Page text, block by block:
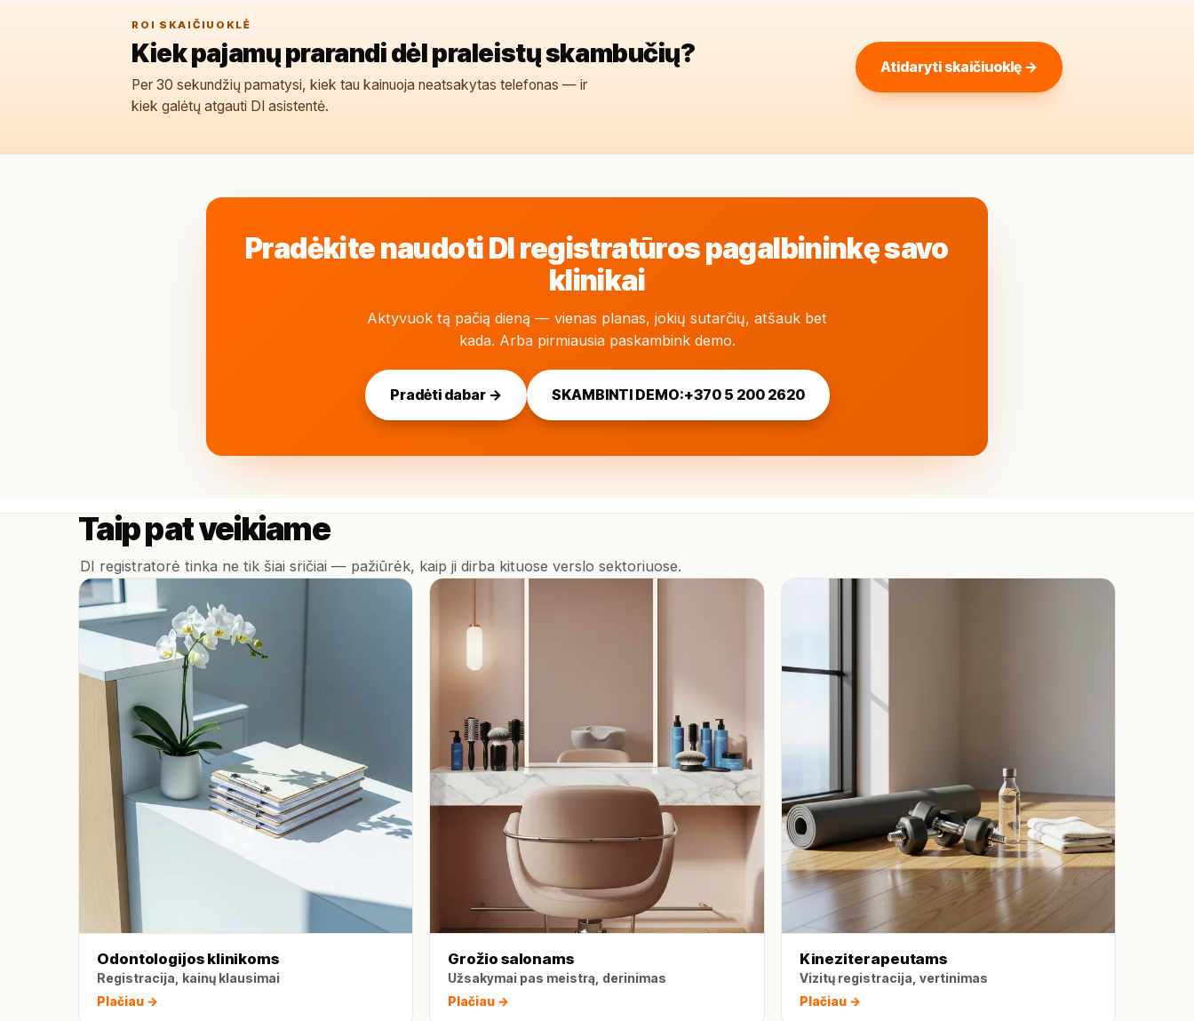
ROI SKAIČIUOKLĖ
Kiek pajamų prarandi dėl praleistų skambučių?
Per 30 sekundžių pamatysi, kiek tau kainuoja neatsakytas telefonas — ir
kiek galėtų atgauti DI asistentė.
Atidaryti skaičiuoklę →
Pradėkite naudoti DI registratūros pagalbininkę savo
klinikai
Aktyvuok tą pačią dieną — vienas planas, jokių sutarčių, atšauk bet
kada. Arba pirmiausia paskambink demo.
Pradėti dabar → SKAMBINTI DEMO:+370 5 200 2620
Taip pat veikiame
DI registratorė tinka ne tik šiai sričiai — pažiūrėk, kaip ji dirba kituose verslo sektoriuose.
Odontologijos klinikoms
Registracija, kainų klausimai
Plačiau →
Grožio salonams
Užsakymai pas meistrą, derinimas
Plačiau →
Kineziterapeutams
Vizitų registracija, vertinimas
Plačiau →